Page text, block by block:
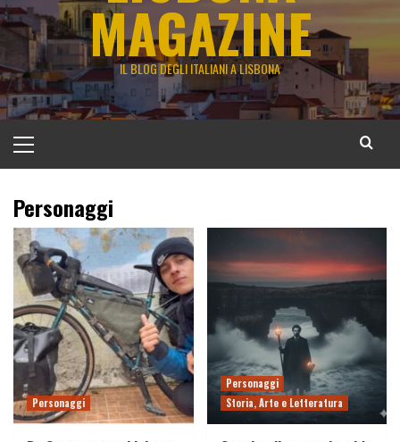
MAGAZINE
IL BLOG DEGLI ITALIANI A LISBONA
principale
Personaggi
Personaggi
Personaggi
Storia, Arte e Letteratura